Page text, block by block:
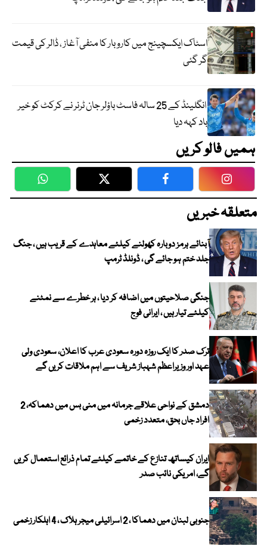
اسٹاک ایکسچینج میں کاروبار کا منفی آغاز ، ڈالر کی قیمت
گر گئی
انگلینڈ کے 25 سالہ فاسٹ باؤلر جان ٹرنر نے کرکٹ کو خیر
باد کہہ دیا
ہمیں فالو کریں
WhatsApp Twitter Facebook
متعلقہ خبریں
آبنائے ہرمز دوبارہ کھولنے کیلئے معاہدے کے قریب ہیں ، جنگ
جلد ختم ہو جائے گی ، ڈونلڈ ٹرمپ
جنگی صلاحیتوں میں اضافہ کر دیا ، ہر خطرے سے نمٹنے
کیلئے تیار ہیں ، ایرانی فوج
ترک صدر کا ایک روزہ دورہ سعودی عرب کا اعلان، سعودی ولی
عہد اور وزیراعظم شہباز شریف سے اہم ملاقات کریں گے
دمشق کے نواحی علاقے جرمانہ میں منی بس میں دھماکہ، 2
افراد جاں بحق، متعدد زخمی
ایران کیساتھ تنازع کے خاتمے کیلئے تمام ذرائع استعمال کریں
گے، امریکی نائب صدر
جنوبی لبنان میں دھماکا ، 2 اسرائیلی میجر ہلاک ، 4 اہلکار زخمی